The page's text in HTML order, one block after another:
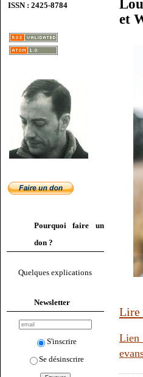
ISSN : 2425-8784
Pourquoi faire un
don ?
Quelques explications
Newsletter
S'inscrire
Se désinscrire
et
Lire
Lien